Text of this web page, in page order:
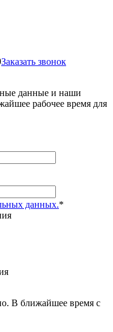
Заказать звонок
данные и наши
рабочее время для
данных.*
В ближайшее время с